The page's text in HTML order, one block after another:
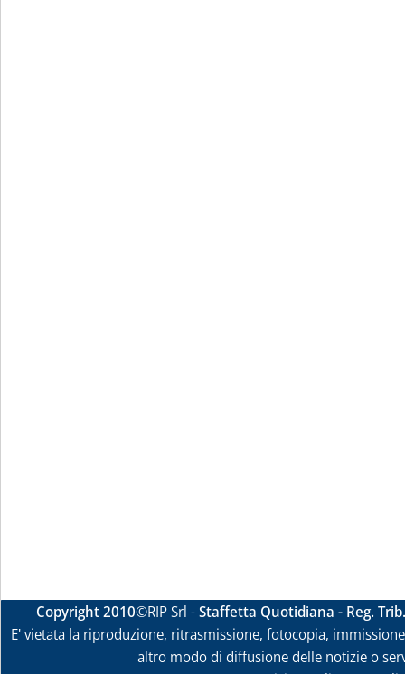
Copyright 2010©RIP Srl -Staffetta Quotidiana - Reg.
E' vietata la riproduzione, ritrasmissione, fotocopia,
altro modo di diffusione delle notizie o